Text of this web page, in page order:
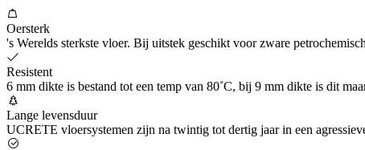
Oersterk
's Werelds sterkste vloer. Bij uitstek geschikt voor zware
Resistent
6 mm dikte is bestand tot een temp van 80˚C, bij 9 mm dikte is dit
Lange levensduur
UCRETE vloersystemen zijn na twintig tot dertig jaar in een